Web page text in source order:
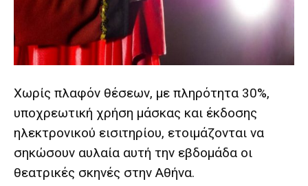
meaning
of
pain.
hd
Χωρίς πλαφόν θέσεων, με πληρότητα 30%,
υποχρεωτική χρήση μάσκας και έκδοσης
ηλεκτρονικού εισιτηρίου, ετοιμάζονται να
σηκώσουν αυλαία αυτή την εβδομάδα οι
θεατρικές σκηνές στην Αθήνα.